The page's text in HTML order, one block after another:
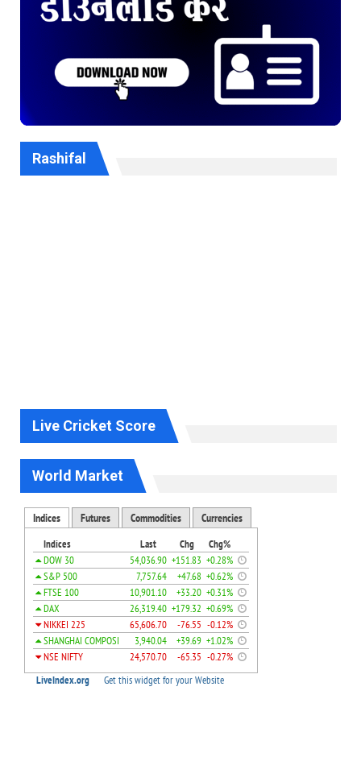
Rashifal
Live Cricket Score
World Market